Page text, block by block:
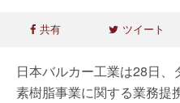
共有 ツイート
日本バルカー工業は28日
素樹脂事業に関する業務提